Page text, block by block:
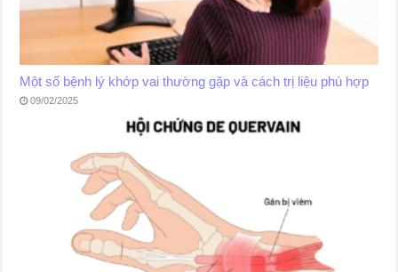
Một số bệnh lý khớp vai thường gặp và cách trị liệu phù hợp
09/02/2025